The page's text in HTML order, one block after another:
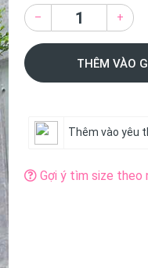
– +
THÊM VÀO
Thêm vào yêu
Gợi ý tìm size theo